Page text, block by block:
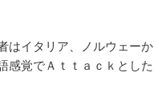
はイタリア、ノルウェーか
感覚でＡｔｔａｃｋとした